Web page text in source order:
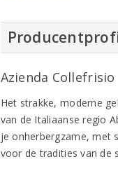
Azienda Collefrisio
Het strakke, moderne
van de Italiaanse regio
je onherbergzame, met
voor de tradities van de